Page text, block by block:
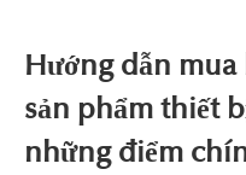
Hướng dẫn
sản phẩm thiết
những điểm